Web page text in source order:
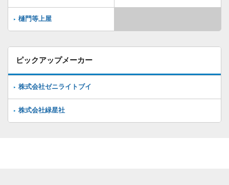
樋門等上屋
ピックアップメーカー
株式会社ゼニライトブイ
株式会社緑星社